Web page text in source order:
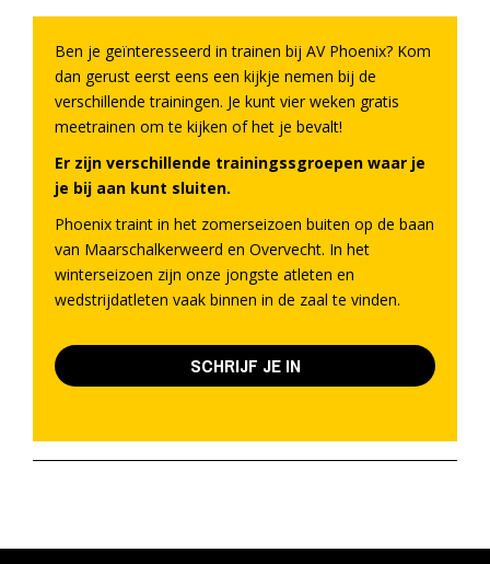
Ben je geïnteresseerd in trainen bij AV Phoenix? Kom
dan gerust eerst eens een kijkje nemen bij de
verschillende trainingen. Je kunt vier weken gratis
meetrainen om te kijken of het je bevalt!
Er zijn verschillende trainingssgroepen waar je
je bij aan kunt sluiten.
Phoenix traint in het zomerseizoen buiten op de baan
van Maarschalkerweerd en Overvecht. In het
winterseizoen zijn onze jongste atleten en
wedstrijdatleten vaak binnen in de zaal te vinden.
SCHRIJF JE IN